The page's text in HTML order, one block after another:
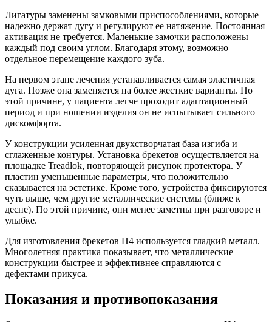
Лигатуры заменены замковыми приспособлениями, которые
надежно держат дугу и регулируют ее натяжение. Постоянная
активация не требуется. Маленькие замочки расположены
каждый под своим углом. Благодаря этому, возможно
отдельное перемещение каждого зуба.
На первом этапе лечения устанавливается самая эластичная
дуга. Позже она заменяется на более жесткие варианты. По
этой причине, у пациента легче проходит адаптационный
период и при ношении изделия он не испытывает сильного
дискомфорта.
У конструкции усиленная двухстворчатая база изгиба и
сглаженные контуры. Установка брекетов осуществляется на
площадке Treadlok, повторяющей рисунок протектора. У
пластин уменьшенные параметры, что положительно
сказывается на эстетике. Кроме того, устройства фиксируются
чуть выше, чем другие металлические системы (ближе к
десне). По этой причине, они менее заметны при разговоре и
улыбке.
Для изготовления брекетов H4 используется гладкий металл.
Многолетняя практика показывает, что металлические
конструкции быстрее и эффективнее справляются с
дефектами прикуса.
Показания и противопоказания